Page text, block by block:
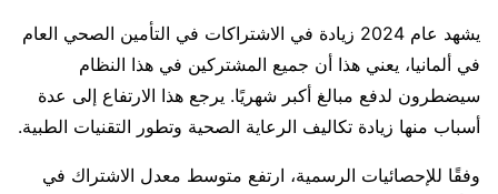
يشهد عام 2024 زيادة في الاشتراكات في التأمين الصحي العام
في ألمانيا، يعني هذا أن جميع المشتركين في هذا النظام
سيضطرون لدفع مبالغ أكبر شهريًا. يرجع هذا الارتفاع إلى عدة
أسباب منها زيادة تكاليف الرعاية الصحية وتطور التقنيات الطبية.
وفقًا للإحصائيات الرسمية، ارتفع متوسط معدل الاشتراك في